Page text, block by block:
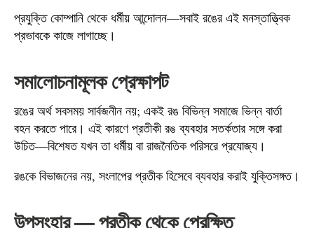
প্রযুক্তি কোম্পানি থেকে ধর্মীয় আন্দোলন—সবাই রঙের এই মনস্তাত্ত্বিক
প্রভাবকে কাজে লাগাচ্ছে।
সমালোচনামূলক প্রেক্ষাপট
রঙের অর্থ সবসময় সার্বজনীন নয়; একই রঙ বিভিন্ন সমাজে ভিন্ন বার্তা
বহন করতে পারে। এই কারণে প্রতীকী রঙ ব্যবহার সতর্কতার সঙ্গে করা
উচিত—বিশেষত যখন তা ধর্মীয় বা রাজনৈতিক পরিসরে প্রযোজ্য।
রঙকে বিভাজনের নয়, সংলাপের প্রতীক হিসেবে ব্যবহার করাই যুক্তিসঙ্গত।
উপসংহার — প্রতীক থেকে প্রেক্ষিত